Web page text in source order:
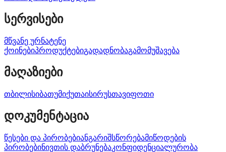
სერვისები
მწვანე ურნატენე
ქოინებიპროდუქტებიგადადნობაგამომუშავება
მაღაზიები
თბილისიბათუმიქუთაისირუსთავიფოთი
დოკუმენტაცია
წესები და პირობებიანგარიშსწორებამიწოდების
პირობებინივთის დაბრუნებაკონფიდენციალურობა